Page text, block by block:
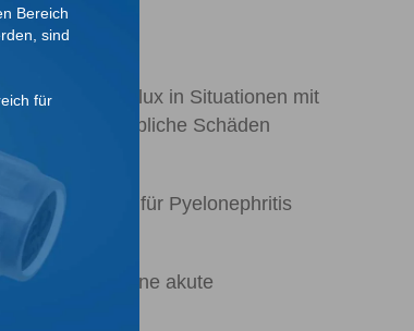
ein steriler Reflux in Situationen mit
Blase erhebliche Schäden
Risiko für Pyelonephritis
Risiko für eine akute
Bereich
sind
für